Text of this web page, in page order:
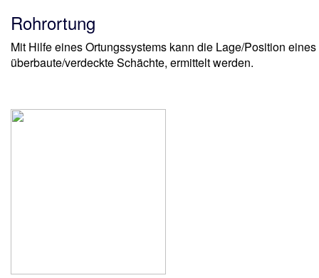
Rohrortung
Mit Hilfe eines Ortungssystems kann die Lage/Position
überbaute/verdeckte Schächte, ermittelt werden.